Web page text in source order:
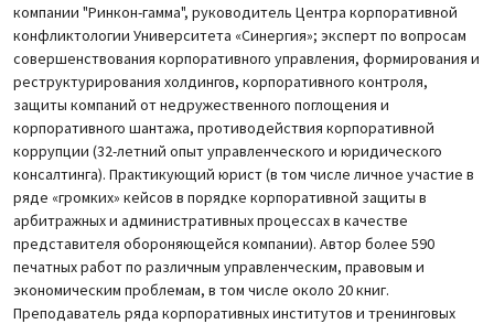
компании "Ринкон-гамма", руководитель Центра корпоративной
конфликтологии Университета «Синергия»; эксперт по вопросам
совершенствования корпоративного управления, формирования и
реструктурирования холдингов, корпоративного контроля,
защиты компаний от недружественного поглощения и
корпоративного шантажа, противодействия корпоративной
коррупции (32-летний опыт управленческого и юридического
консалтинга). Практикующий юрист (в том числе личное участие в
ряде «громких» кейсов в порядке корпоративной защиты в
арбитражных и административных процессах в качестве
представителя обороняющейся компании). Автор более 590
печатных работ по различным управленческим, правовым и
экономическим проблемам, в том числе около 20 книг.
Преподаватель ряда корпоративных институтов и тренинговых